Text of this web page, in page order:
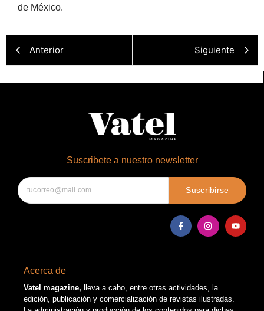
de México.
Anterior Siguiente
Suscribete a nuestro newsletter
Suscribirse
Acerca de
Vatel magazine, lleva a cabo, entre otras actividades, la
edición, publicación y comercialización de revistas ilustradas.